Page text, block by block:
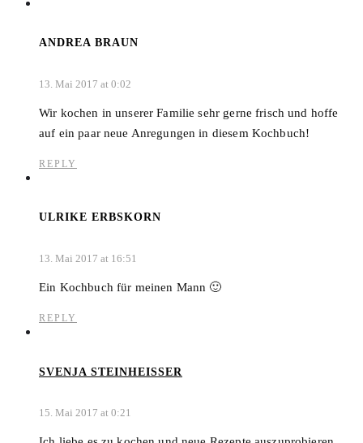
ANDREA BRAUN
13. Mai 2017 at 0:02
Wir kochen in unserer Familie sehr gerne frisch und hoffe
auf ein paar neue Anregungen in diesem Kochbuch!
REPLY
ULRIKE ERBSKORN
13. Mai 2017 at 16:51
Ein Kochbuch für meinen Mann 🙂
REPLY
SVENJA STEINHEISSER
15. Mai 2017 at 0:21